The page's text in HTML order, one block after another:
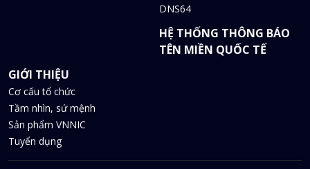
DNS64
HỆ THỐNG THÔNG BÁO
TÊN MIỀN QUỐC TẾ
GIỚI THIỆU
Cơ cấu tổ chức
Tầm nhìn, sứ mệnh
Sản phẩm VNNIC
Tuyển dụng